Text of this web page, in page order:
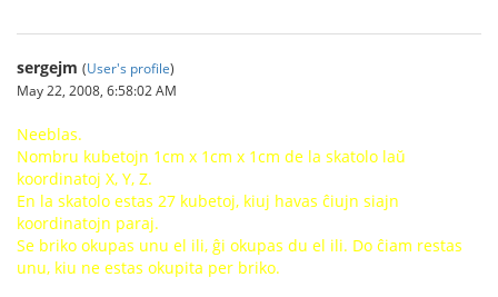
sergejm (User's profile)
May 22, 2008, 6:58:02 AM
Neeblas.
Nombru kubetojn 1cm x 1cm x 1cm de la skatolo laŭ
koordinatoj X, Y, Z.
En la skatolo estas 27 kubetoj, kiuj havas ĉiujn siajn
koordinatojn paraj.
Se briko okupas unu el ili, ĝi okupas du el ili. Do ĉiam restas
unu, kiu ne estas okupita per briko.